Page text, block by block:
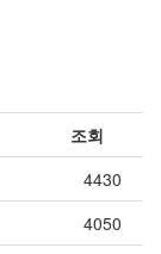
조회
4430
4050